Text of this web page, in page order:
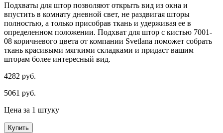
Подхваты для штор позволяют открыть вид из окна и
впустить в комнату дневной свет, не раздвигая шторы
полностью, а только присобрав ткань и удерживая ее в
определенном положении. Подхват для штор с кистью 7001-
08 коричневого цвета от компании Svetlana поможет собрать
ткань красивыми мягкими складками и придаст вашим
шторам более интересный вид.
4282 руб.
5061 руб.
Цена за 1 штуку
Купить